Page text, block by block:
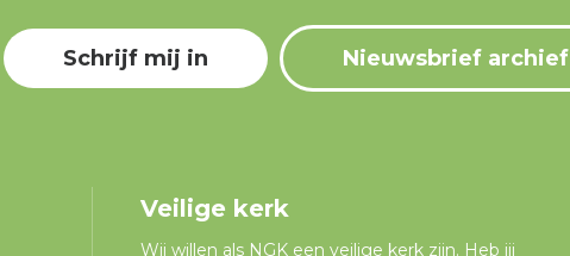
Schrijf mij in Nieuwsbrief archief
Veilige kerk
Wij willen als NGK een veilige kerk zijn. Heb jij